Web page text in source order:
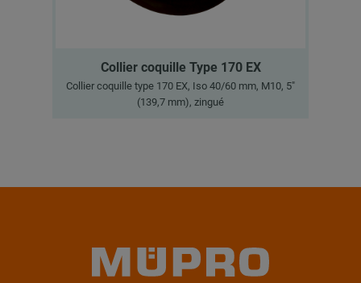
Collier coquille Type 170 EX
Collier coquille type 170 EX, Iso 40/60 mm, M10, 5"
(139,7 mm), zingué